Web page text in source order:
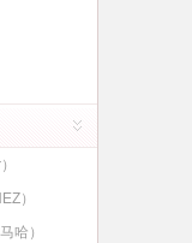
）
哈）